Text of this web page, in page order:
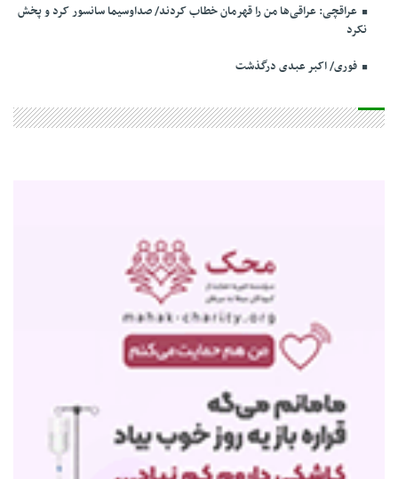
عراقچی: عراقی‌ها من را قهرمان خطاب کردند/ صداوسیما سانسور کرد و پخش
نکرد
فوری/ اکبر عبدی درگذشت